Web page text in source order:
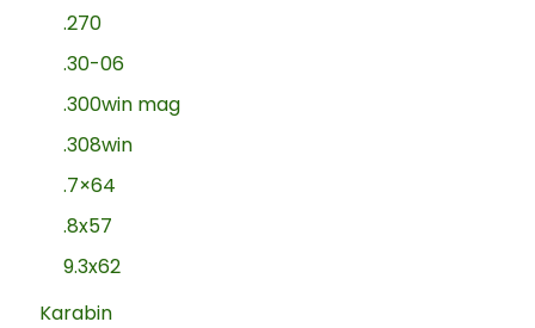
.270
.30-06
.300win mag
.308win
.7×64
.8x57
9.3x62
Karabin